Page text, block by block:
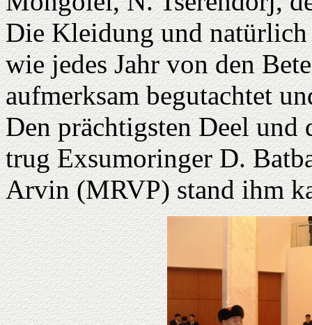
Die Kleidung und natürlich
wie jedes Jahr von den
aufmerksam begutachtet
Den prächtigsten Deel
trug Exsumoringer D.
Arvin (MRVP) stand ihm